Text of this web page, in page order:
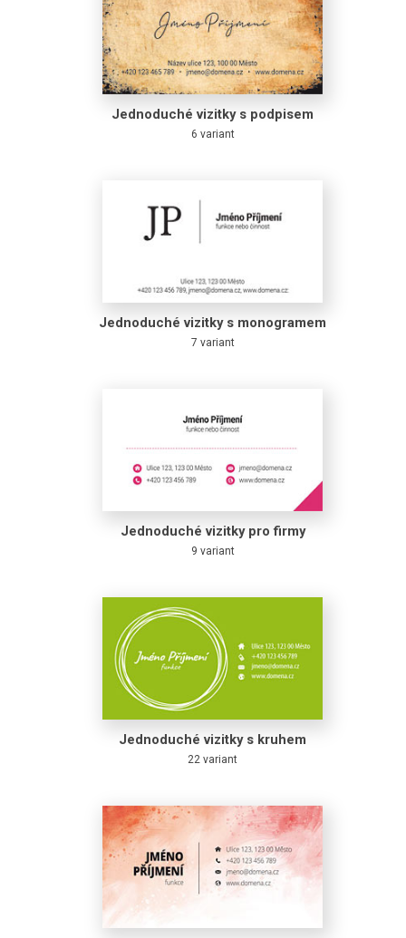
Jednoduché vizitky s podpisem
6 variant
Jednoduché vizitky s monogramem
7 variant
Jednoduché vizitky pro firmy
9 variant
Jednoduché vizitky s kruhem
22 variant